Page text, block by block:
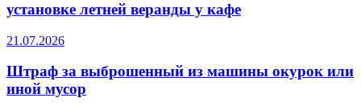
установке летней веранды у кафе
21.07.2026
Штраф за выброшенный из машины окурок или
иной мусор